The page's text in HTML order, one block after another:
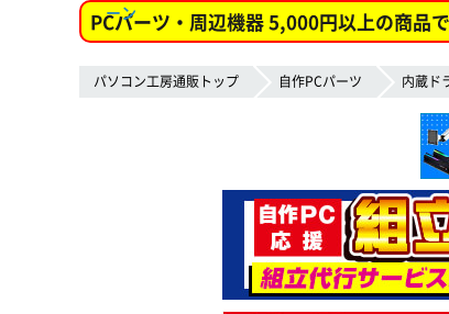
ーン
PCパーツ・周辺機器 5,000円以上の商品で
パソコン工房通販トップ 自作PCパーツ 内蔵ド